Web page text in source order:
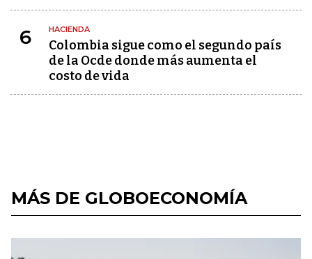
6 HACIENDA
Colombia sigue como el segundo país
de la Ocde donde más aumenta el
costo de vida
MÁS DE GLOBOECONOMÍA